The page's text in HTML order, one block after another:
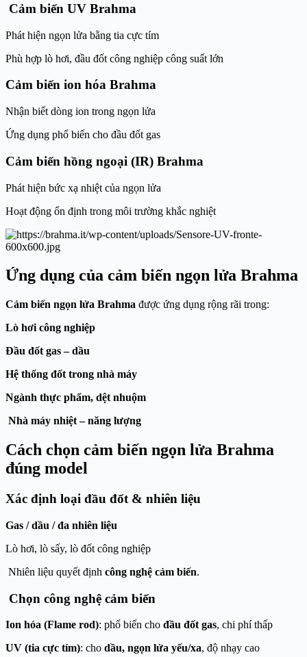
Cảm biến UV Brahma
Phát hiện ngọn lửa bằng tia cực tím
Phù hợp lò hơi, đầu đốt công nghiệp công suất lớn
Cảm biến ion hóa Brahma
Nhận biết dòng ion trong ngọn lửa
Ứng dụng phổ biến cho đầu đốt gas
Cảm biến hồng ngoại (IR) Brahma
Phát hiện bức xạ nhiệt của ngọn lửa
Hoạt động ổn định trong môi trường khắc nghiệt
Ứng dụng của cảm biến ngọn lửa Brahma
Cảm biến ngọn lửa Brahma được ứng dụng rộng rãi trong:
Lò hơi công nghiệp
Đầu đốt gas – dầu
Hệ thống đốt trong nhà máy
Ngành thực phẩm, dệt nhuộm
Nhà máy nhiệt – năng lượng
Cách chọn cảm biến ngọn lửa Brahma
đúng model
Xác định loại đầu đốt & nhiên liệu
Gas / dầu / đa nhiên liệu
Lò hơi, lò sấy, lò đốt công nghiệp
Nhiên liệu quyết định công nghệ cảm biến.
Chọn công nghệ cảm biến
Ion hóa (Flame rod): phổ biến cho đầu đốt gas, chi phí thấp
UV (tia cực tím): cho dầu, ngọn lửa yếu/xa, độ nhạy cao